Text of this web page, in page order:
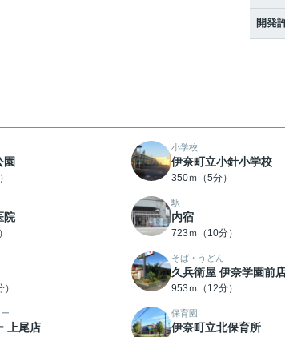
開発
園
小学校
伊奈町立小針小学校
350ｍ（5分）
院
駅
内宿
723ｍ（10分）
そば・うどん
久兵衛屋 伊奈学園前
953ｍ（12分）
上尾店
保育園
伊奈町立北保育所